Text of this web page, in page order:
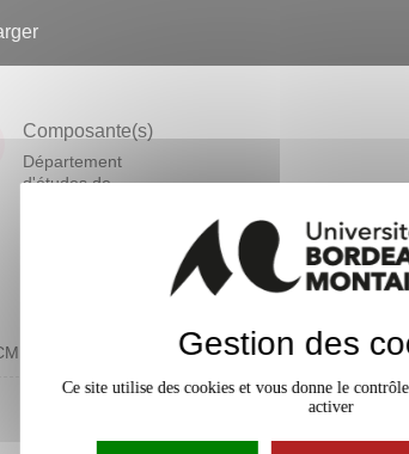
Composante(s)
Département
d'études de
18h
Gestion des
Ce site utilise des cookies et vous donne le
activer